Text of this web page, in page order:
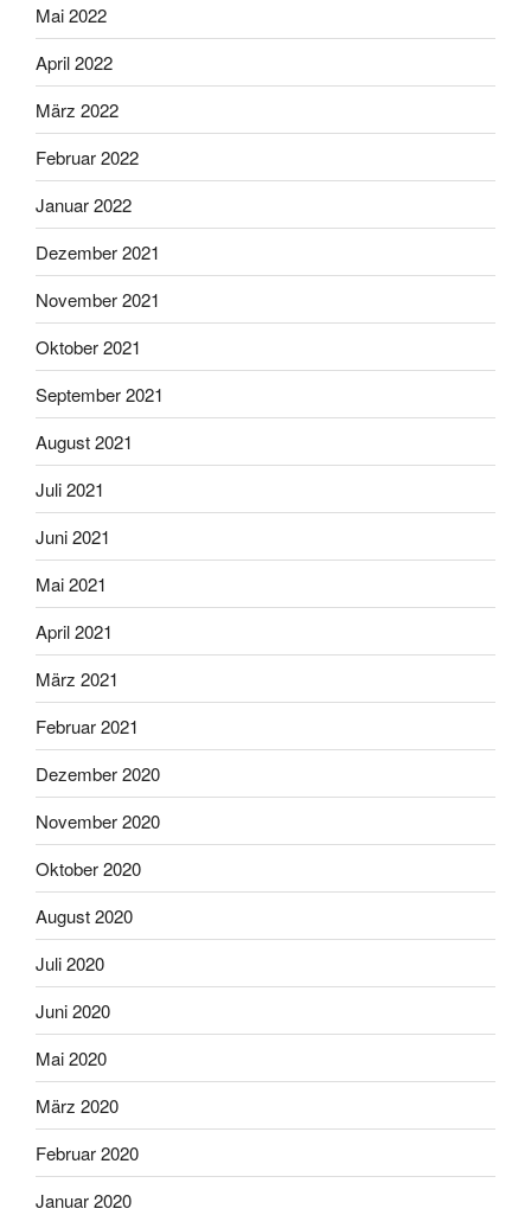
Mai 2022
April 2022
März 2022
Februar 2022
Januar 2022
Dezember 2021
November 2021
Oktober 2021
September 2021
August 2021
Juli 2021
Juni 2021
Mai 2021
April 2021
März 2021
Februar 2021
Dezember 2020
November 2020
Oktober 2020
August 2020
Juli 2020
Juni 2020
Mai 2020
März 2020
Februar 2020
Januar 2020